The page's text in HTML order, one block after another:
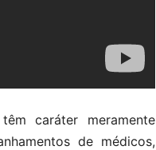
caráter meramente
de médicos,